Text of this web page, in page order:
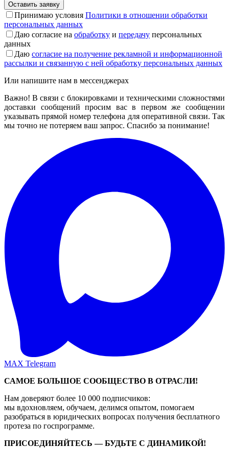
Принимаю условия Политики в отношении обработки
персональных данных
Даю согласие на обработку и передачу персональных
данных
Даю согласие на получение рекламной и информационной
рассылки и связанную с ней обработку персональных данных
Или напишите нам в мессенджерах
Важно! В связи с блокировками и техническими сложностями
доставки сообщений просим вас в первом же сообщении
указывать прямой номер телефона для оперативной связи. Так
мы точно не потеряем ваш запрос. Спасибо за понимание!
MAX Telegram
САМОЕ БОЛЬШОЕ СООБЩЕСТВО В ОТРАСЛИ!
Нам доверяют более 10 000 подписчиков:
мы вдохновляем, обучаем, делимся опытом, помогаем
разобраться в юридических вопросах получения бесплатного
протеза по госпрограмме.
ПРИСОЕДИНЯЙТЕСЬ — БУДЬТЕ С ДИНАМИКОЙ!